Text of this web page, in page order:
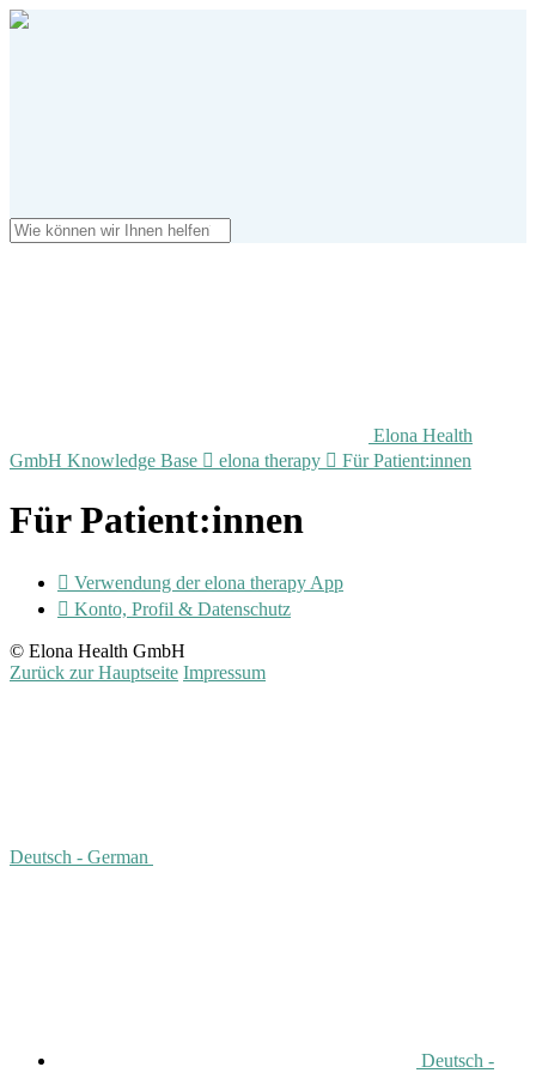
Elona Health
GmbH Knowledge Base  elona therapy  Für Patient:innen
Für Patient:innen
 Verwendung der elona therapy App
 Konto, Profil & Datenschutz
© Elona Health GmbH
Zurück zur Hauptseite Impressum
Deutsch - German
Deutsch -